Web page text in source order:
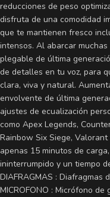
reducciones de peso
disfruta de una comodidad
que te mantienen fresco
intensos. Al abarcar
plegable de última
de detalles en tu voz, para
clara, viva y natural.
envolvente de última
ajustes de ecualización
como Apex Legends,
Rainbow Six Siege,
apenas 15 minutos de
ininterrumpido y un tiempo
DIAFRAGMAS : Diafragmas
MICROFONO : Micrófono